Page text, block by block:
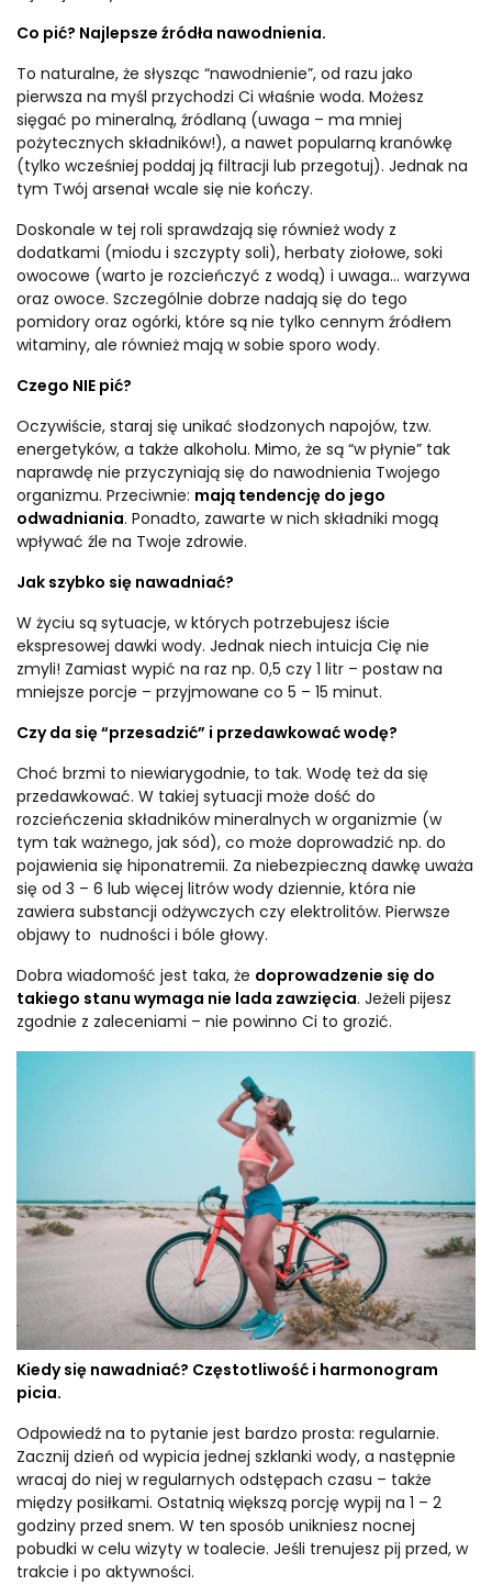
Co pić? Najlepsze źródła nawodnienia.
To naturalne, że słysząc “nawodnienie”, od razu jako
pierwsza na myśl przychodzi Ci właśnie woda. Możesz
sięgać po mineralną, źródlaną (uwaga – ma mniej
pożytecznych składników!), a nawet popularną kranówkę
(tylko wcześniej poddaj ją filtracji lub przegotuj). Jednak na
tym Twój arsenał wcale się nie kończy.
Doskonale w tej roli sprawdzają się również wody z
dodatkami (miodu i szczypty soli), herbaty ziołowe, soki
owocowe (warto je rozcieńczyć z wodą) i uwaga… warzywa
oraz owoce. Szczególnie dobrze nadają się do tego
pomidory oraz ogórki, które są nie tylko cennym źródłem
witaminy, ale również mają w sobie sporo wody.
Czego NIE pić?
Oczywiście, staraj się unikać słodzonych napojów, tzw.
energetyków, a także alkoholu. Mimo, że są “w płynie” tak
naprawdę nie przyczyniają się do nawodnienia Twojego
organizmu. Przeciwnie: mają tendencję do jego
odwadniania. Ponadto, zawarte w nich składniki mogą
wpływać źle na Twoje zdrowie.
Jak szybko się nawadniać?
W życiu są sytuacje, w których potrzebujesz iście
ekspresowej dawki wody. Jednak niech intuicja Cię nie
zmyli! Zamiast wypić na raz np. 0,5 czy 1 litr – postaw na
mniejsze porcje – przyjmowane co 5 – 15 minut.
Czy da się “przesadzić” i przedawkować wodę?
Choć brzmi to niewiarygodnie, to tak. Wodę też da się
przedawkować. W takiej sytuacji może dość do
rozcieńczenia składników mineralnych w organizmie (w
tym tak ważnego, jak sód), co może doprowadzić np. do
pojawienia się hiponatremii. Za niebezpieczną dawkę uważa
się od 3 – 6 lub więcej litrów wody dziennie, która nie
zawiera substancji odżywczych czy elektrolitów. Pierwsze
objawy to nudności i bóle głowy.
Dobra wiadomość jest taka, że doprowadzenie się do
takiego stanu wymaga nie lada zawzięcia. Jeżeli pijesz
zgodnie z zaleceniami – nie powinno Ci to grozić.
Kiedy się nawadniać? Częstotliwość i harmonogram
picia.
Odpowiedź na to pytanie jest bardzo prosta: regularnie.
Zacznij dzień od wypicia jednej szklanki wody, a następnie
wracaj do niej w regularnych odstępach czasu – także
między posiłkami. Ostatnią większą porcję wypij na 1 – 2
godziny przed snem. W ten sposób unikniesz nocnej
pobudki w celu wizyty w toalecie. Jeśli trenujesz pij przed, w
trakcie i po aktywności.